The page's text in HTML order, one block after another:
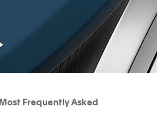
Most Frequently Asked